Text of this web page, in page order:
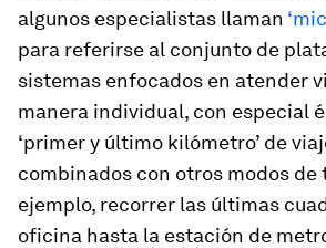
algunos especialistas llaman
para referirse al conjunto de
sistemas enfocados en atender
manera individual, con especial
‘primer y último kilómetro’ de
combinados con otros modos
ejemplo, recorrer las últimas
oficina hasta la estación de